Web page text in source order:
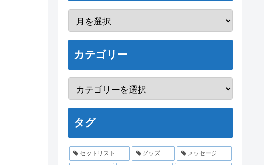
カテゴリー
タグ
セットリスト グッズ メッセージ